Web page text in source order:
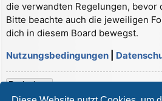
die verwandten Regelungen, bevor
Bitte beachte auch die jeweiligen
dich in diesem Board bewegst.
Nutzungsbedingungen
Registrieren